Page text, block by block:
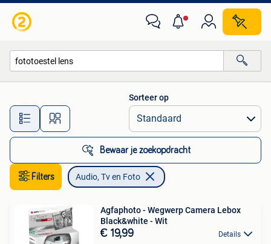
Alle afstanden…
Sorteer op
Bewaar je zoekopdracht
Filters Audio, Tv en Foto
Agfaphoto - Wegwerp Camera Lebox
Black&white - Wit
€ 19,99 Details